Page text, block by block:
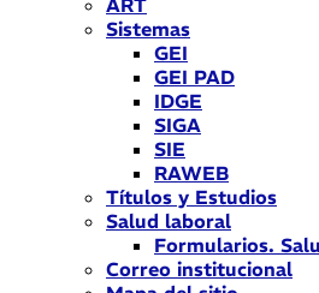
ART
Sistemas
GEI
GEI PAD
IDGE
SIGA
SIE
RAWEB
Títulos y Estudios
Salud laboral
Formularios.
Correo institucional